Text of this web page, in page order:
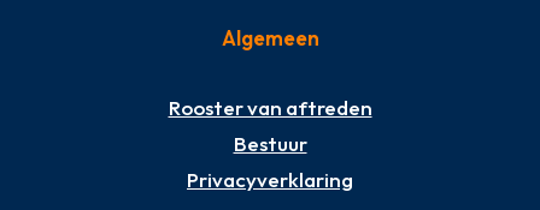
Algemeen
Rooster van aftreden
Bestuur
Privacyverklaring